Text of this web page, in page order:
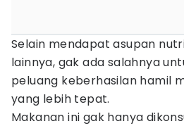
Selain mendapat asupan
lainnya, gak ada salahnya
peluang keberhasilan hamil
yang lebih tepat.
Makanan ini gak hanya